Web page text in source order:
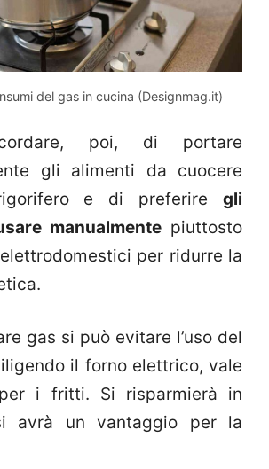
del gas in cucina (Designmag.it)
poi, di portare
gli alimenti da cuocere
e di preferire gli
manualmente piuttosto
per ridurre la
gas si può evitare l’uso del
il forno elettrico, vale
i fritti. Si risparmierà in
avrà un vantaggio per la